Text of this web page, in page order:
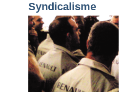
Syndicalisme